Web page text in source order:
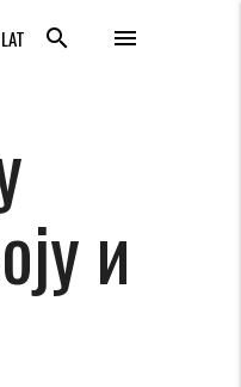
menu
search
LAT
и